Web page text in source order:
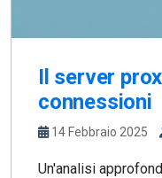
Il server
connessioni
14 Febbraio 2025
Un'analisi